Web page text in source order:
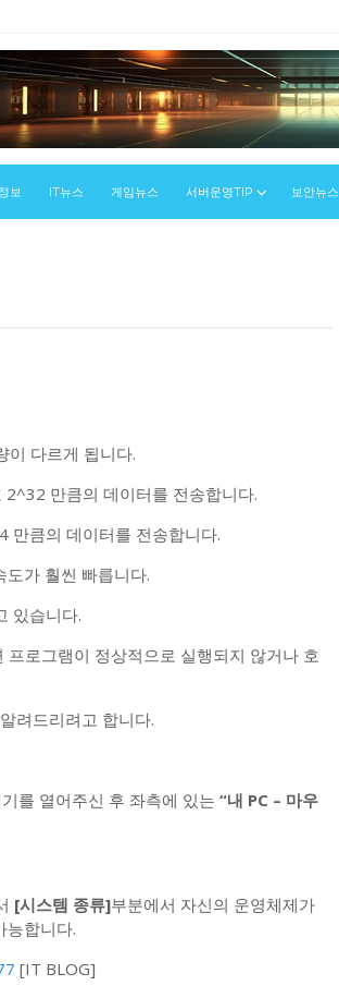
보 IT뉴스 게임뉴스 서버운영TIP 보안뉴스
이 다르게 됩니다.
만큼의 데이터를 전송합니다.
만큼의 데이터를 전송합니다.
가 훨씬 빠릅니다.
있습니다.
로그램이 정상적으로 실행되지 않거나 호
려드리려고 합니다.
를 열어주신 후 좌측에 있는 “내 PC – 마우
[시스템 종류]부분에서 자신의 운영체제가
능합니다.
[IT BLOG]